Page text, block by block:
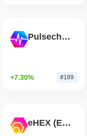
Pulsechain
+7.30% #189
eHEX (Ethereum)